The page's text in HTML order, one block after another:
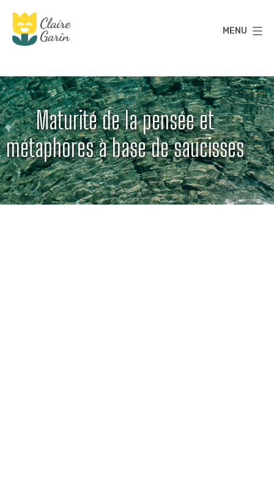
contenu
MENU
Maturité de la pensée et
métaphores à base de saucisses